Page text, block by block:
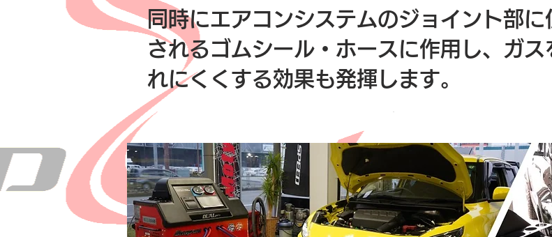
同時にエアコンシステムのジョイント部に
されるゴムシール・ホースに作用し、ガス
れにくくする効果も発揮します。